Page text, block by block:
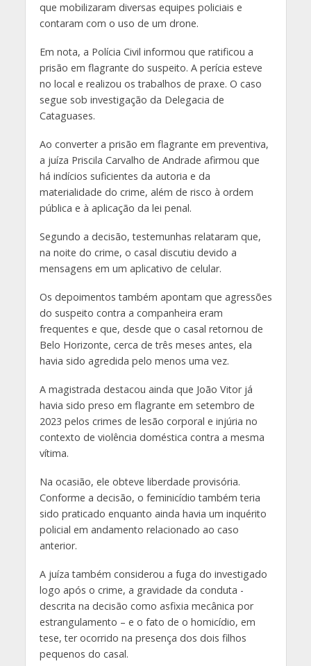
que mobilizaram diversas equipes policiais e
contaram com o uso de um drone.
Em nota, a Polícia Civil informou que ratificou a
prisão em flagrante do suspeito. A perícia esteve
no local e realizou os trabalhos de praxe. O caso
segue sob investigação da Delegacia de
Cataguases.
Ao converter a prisão em flagrante em preventiva,
a juíza Priscila Carvalho de Andrade afirmou que
há indícios suficientes da autoria e da
materialidade do crime, além de risco à ordem
pública e à aplicação da lei penal.
Segundo a decisão, testemunhas relataram que,
na noite do crime, o casal discutiu devido a
mensagens em um aplicativo de celular.
Os depoimentos também apontam que agressões
do suspeito contra a companheira eram
frequentes e que, desde que o casal retornou de
Belo Horizonte, cerca de três meses antes, ela
havia sido agredida pelo menos uma vez.
A magistrada destacou ainda que João Vitor já
havia sido preso em flagrante em setembro de
2023 pelos crimes de lesão corporal e injúria no
contexto de violência doméstica contra a mesma
vítima.
Na ocasião, ele obteve liberdade provisória.
Conforme a decisão, o feminicídio também teria
sido praticado enquanto ainda havia um inquérito
policial em andamento relacionado ao caso
anterior.
A juíza também considerou a fuga do investigado
logo após o crime, a gravidade da conduta -
descrita na decisão como asfixia mecânica por
estrangulamento – e o fato de o homicídio, em
tese, ter ocorrido na presença dos dois filhos
pequenos do casal.